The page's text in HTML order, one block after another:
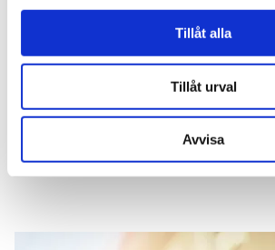
Tillåt alla
Tillåt urval
Avvisa
och axlar, minska stressen och få en
Företagsmassage är en friskvårdande
är avdragsgill för företaget. Den